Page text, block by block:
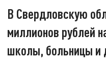
В Свердловскую
миллионов рублей
школы, больницы и